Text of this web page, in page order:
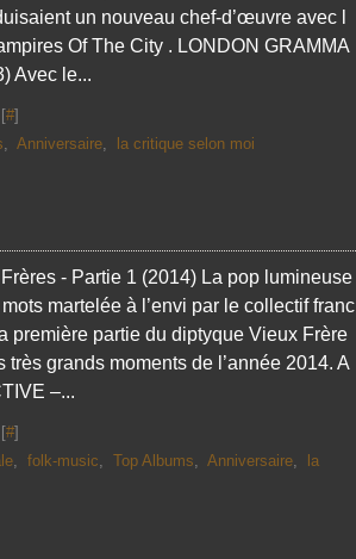
un nouveau chef-d’œuvre avec l
Of The City . LONDON GRAMMA
Avec le...
#]
, Anniversaire, la critique selon moi
- Partie 1 (2014) La pop lumineuse
martelée à l’envi par le collectif franc
première partie du diptyque Vieux Frère
très grands moments de l’année 2014. A
–...
#]
, folk-music, Top Albums, Anniversaire,
la